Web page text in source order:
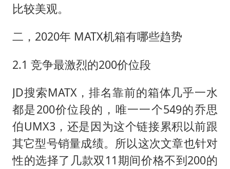
比较美观。
二，2020年 MATX机箱有哪些趋势
2.1 竞争最激烈的200价位段
JD搜索MATX，排名靠前的箱体几乎一水
都是200价位段的，唯一一个549的乔思
伯UMX3，还是因为这个链接累积以前跟
其它型号销量成绩。所以这次文章也针对
性的选择了几款双11期间价格不到200的